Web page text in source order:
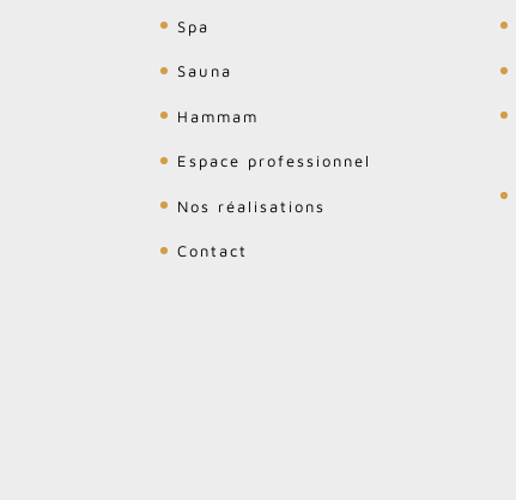
Spa
Sauna
Hammam
Espace professionnel
Nos réalisations
Contact